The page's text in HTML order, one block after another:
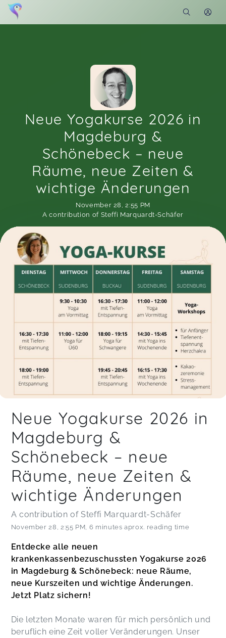
Neue Yogakurse 2026 in
Magdeburg &
Schönebeck – neue
Räume, neue Zeiten &
wichtige Änderungen
November 28 ,2:55 PM
A contribution of Steffi Marquardt-Schäfer
Soon you will learn more about me here...
Neue Yogakurse 2026 in
Magdeburg &
Schönebeck – neue
Räume, neue Zeiten &
wichtige Änderungen
A contribution of Steffi Marquardt-Schäfer
November 28 2:55 PM 6 minutes aprox. reading time
Entdecke alle neuen
krankenkassenbezuschussten Yogakurse 2026
in Magdeburg & Schönebeck: neue Räume,
neue Kurszeiten und wichtige Änderungen.
Jetzt Platz sichern!
Die letzten Monate waren für mich persönlich und
beruflich eine Zeit voller Veränderungen. Unser